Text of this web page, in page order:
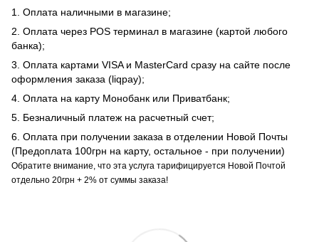
1. Оплата наличными в магазине;
2. Оплата через POS терминал в магазине (картой любого
банка);
3. Оплата картами VISA и MasterCard сразу на сайте после
оформления заказа (liqpay);
4. Оплата на карту Монобанк или Приватбанк;
5. Безналичный платеж на расчетный счет;
6. Оплата при получении заказа в отделении Новой Почты
(Предоплата 100грн на карту, остальное - при получении)
Обратите внимание, что эта услуга тарифицируется Новой Почтой
отдельно 20грн + 2% от суммы заказа!